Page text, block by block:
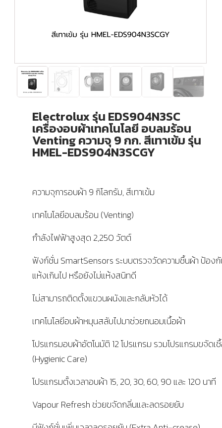
Electrolux รุ่น EDS904N3SC
เครื่องอบผ้าเทคโนโลยี อบลมร้อน
Venting ความจุ 9 กก. สีเทาเข้ม รุ่น
HMEL-EDS904N3SCGY
ความจุการอบผ้า 9 กิโลกรัม, สีเทาเข้ม
เทคโนโลยีอบลมร้อน (Venting)
กำลังไฟฟ้าสูงสุด 2,250 วัตต์
ฟังก์ชั่น SmartSensors ระบบตรวจวัดความชื้นผ้า ป้อง
แห้งเกินไป หรือยังไม่แห้งสนิทดี
ไม่สามารถติดตั้งแขวนผนังและกลับหัวได้
เทคโนโลยีอบผ้าหมุนสลับไปมาช่วยถนอมเนื้อผ้า
โปรแกรมอบผ้าอัตโนมัติ 12 โปรแกรม รวมโปรแกรมขจัดเ
(Hygienic Care)
โปรแกรมตั้งเวลาอบผ้า 15, 20, 30, 60, 90 และ 120 นาที
Vapour Refresh ช่วยขจัดกลิ่นและลดรอยยับ